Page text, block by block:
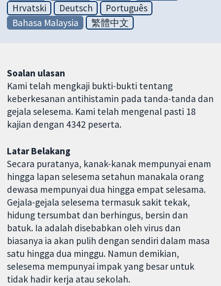
Hrvatski
Deutsch
Português
Bahasa Malaysia
繁體中文
Soalan ulasan
Kami telah mengkaji bukti-bukti tentang
keberkesanan antihistamin pada tanda-tanda dan
gejala selesema. Kami telah mengenal pasti 18
kajian dengan 4342 peserta.
Latar Belakang
Secara puratanya, kanak-kanak mempunyai enam
hingga lapan selesema setahun manakala orang
dewasa mempunyai dua hingga empat selesama.
Gejala-gejala selesema termasuk sakit tekak,
hidung tersumbat dan berhingus, bersin dan
batuk. Ia adalah disebabkan oleh virus dan
biasanya ia akan pulih dengan sendiri dalam masa
satu hingga dua minggu. Namun demikian,
selesema mempunyai impak yang besar untuk
tidak hadir kerja atau sekolah.